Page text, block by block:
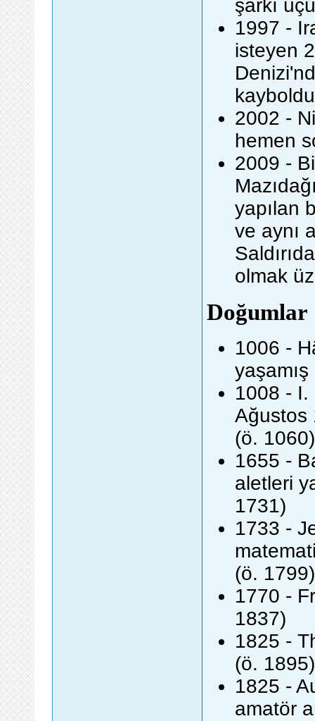
şarkı
1997 -
isteyen
2002 -
hemen
2009 -
yapılan
ve aynı
olmak
Doğumlar
1006 -
1008 - I.
Ağustos
(ö. 1060)
1655 -
aletleri
1731)
1733 -
(ö. 1799)
1770 -
1837)
1825 -
(ö. 1895)
1825 -
amatör